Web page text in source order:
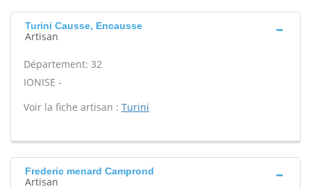
Turini Causse, Encausse
Artisan
Département: 32
IONISE -
Voir la fiche artisan : Turini
Frederic menard Camprond
Artisan